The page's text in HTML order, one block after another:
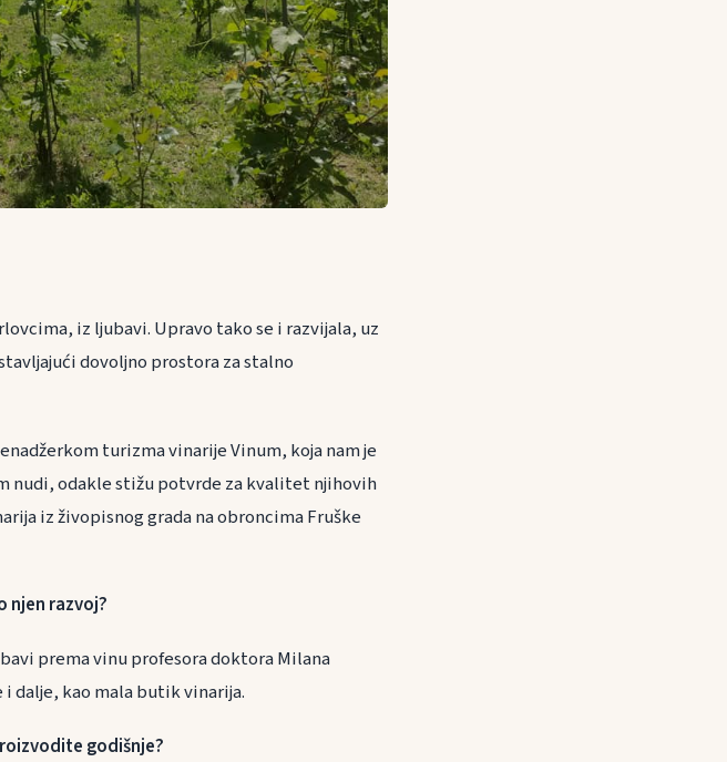
iz ljubavi. Upravo tako se i razvijala, uz
dovoljno prostora za stalno
turizma vinarije Vinum, koja nam je
nudi, odakle stižu potvrde za kvalitet njihovih
iz živopisnog grada na obroncima Fruške
njen razvoj?
prema vinu profesora doktora Milana
dalje, kao mala butik vinarija.
godišnje?